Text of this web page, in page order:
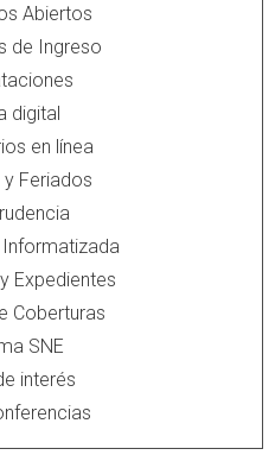
Abiertos
de Ingreso
digital
en línea
y Feriados
Informatizada
Expedientes
Coberturas
SNE
interés